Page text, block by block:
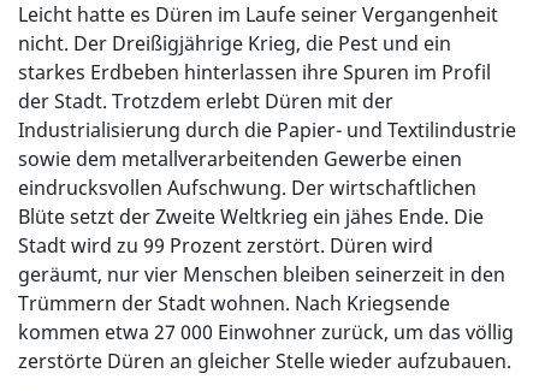
Leicht hatte es Düren im Laufe seiner Vergangenheit
nicht. Der Dreißigjährige Krieg, die Pest und ein
starkes Erdbeben hinterlassen ihre Spuren im Profil
der Stadt. Trotzdem erlebt Düren mit der
Industrialisierung durch die Papier- und Textilindustrie
sowie dem metallverarbeitenden Gewerbe einen
eindrucksvollen Aufschwung. Der wirtschaftlichen
Blüte setzt der Zweite Weltkrieg ein jähes Ende. Die
Stadt wird zu 99 Prozent zerstört. Düren wird
geräumt, nur vier Menschen bleiben seinerzeit in den
Trümmern der Stadt wohnen. Nach Kriegsende
kommen etwa 27 000 Einwohner zurück, um das völlig
zerstörte Düren an gleicher Stelle wieder aufzubauen.